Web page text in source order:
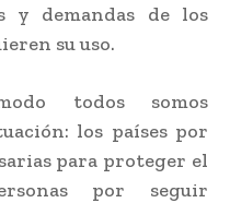
y demandas de los
su uso.
todos somos
los países por
para proteger el
por seguir